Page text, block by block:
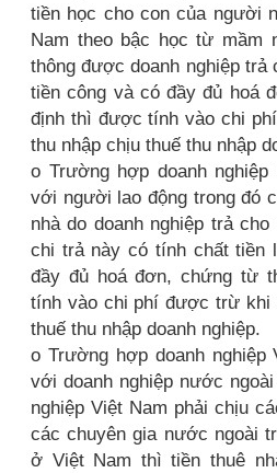
tiền học cho con của người
Nam theo bậc học từ mầm
thông được doanh nghiệp
tiền công và có đầy đủ hoá
định thì được tính vào chi
thu nhập chịu thuế thu nhập
o Trường hợp doanh
với người lao động trong đó
nhà do doanh nghiệp trả
chi trả này có tính chất tiền
đầy đủ hoá đơn, chứng từ
tính vào chi phí được trừ khi
thuế thu nhập doanh nghiệp.
o Trường hợp doanh nghiệp
với doanh nghiệp nước
nghiệp Việt Nam phải chịu
các chuyên gia nước ngoài
ở Việt Nam thì tiền thuê